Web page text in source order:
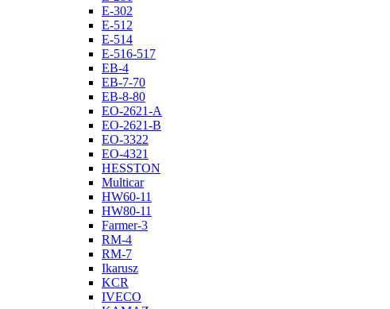
E-302
E-512
E-514
E-516-517
EB-4
EB-7-70
EB-8-80
EO-2621-A
EO-2621-B
EO-3322
EO-4321
HESSTON
Multicar
HW60-11
HW80-11
Farmer-3
RM-4
RM-7
Ikarusz
KCR
IVECO